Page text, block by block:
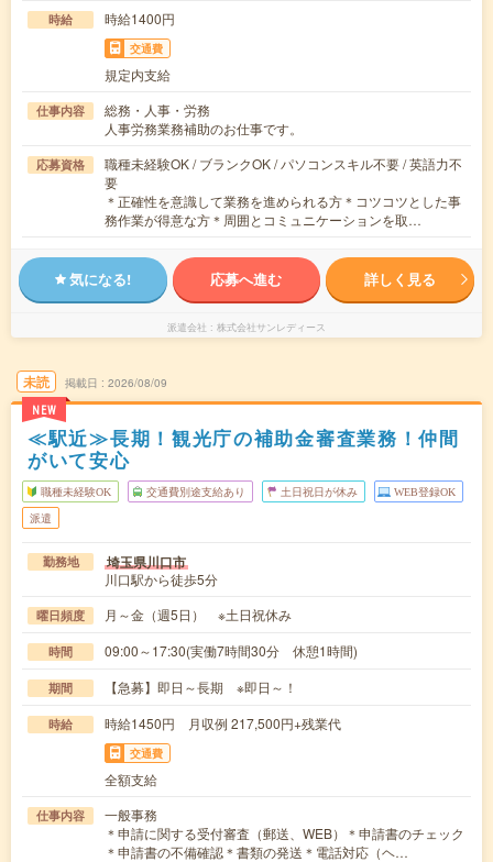
時給 時給1400円
交通費
規定内支給
仕事内容
総務・人事・労務
人事労務業務補助のお仕事です。
応募資格
職種未経験OK / ブランクOK / パソコンスキル不要 / 英語力不
要
＊正確性を意識して業務を進められる方＊コツコツとした事
務作業が得意な方＊周囲とコミュニケーションを取…
気になる! 応募へ進む 詳しく見る
派遣会社 株式会社サンレディース
未読
NEW
掲載日 2026/08/09
≪駅近≫長期！観光庁の補助金審査業務！仲間
がいて安心
職種未経験OK 交通費別途支給あり 土日祝日が休み WEB登録OK
派遣
勤務地 埼玉県川口市
川口駅から徒歩5分
曜日頻度 月～金（週5日） ※土日祝休み
時間 09:00～17:30(実働7時間30分 休憩1時間)
期間 【急募】即日～長期 ※即日～！
時給 時給1450円 月収例 217,500円+残業代
交通費
全額支給
仕事内容
一般事務
＊申請に関する受付審査（郵送、WEB）＊申請書のチェック
＊申請書の不備確認＊書類の発送＊電話対応（ヘ…